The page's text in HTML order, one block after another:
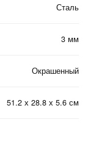
Сталь
3 мм
Окрашенный
51.2 х 28.8 х 5.6 см